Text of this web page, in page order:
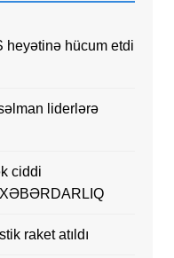
heyətinə hücum etdi
liderlərə
ciddi
raket atıldı